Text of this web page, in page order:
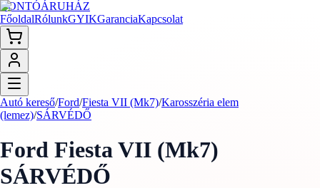
BONTÓÁRUHÁZ
FőoldalRólunkGYIKGaranciaKapcsolat
Autó kereső/Ford/Fiesta VII (Mk7)/Karosszéria elem
(lemez)/SÁRVÉDŐ
Ford Fiesta VII (Mk7)
SÁRVÉDŐ